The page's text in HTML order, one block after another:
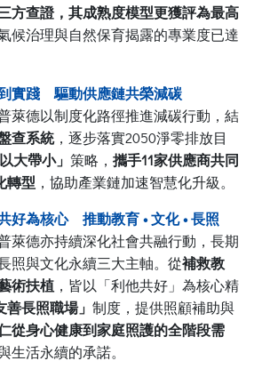
方查證，其成熟度模型更獲評為最高
候治理與自然保育揭露的專業度已達
到實踐 驅動供應鏈共榮減碳
萊德以制度化路徑推進減碳行動，結
查系統，逐步落實2050淨零排放目
以大帶小」 策略， 攜手11家供應商共同
轉型 ，協助產業鏈加速智慧化升級。
好為核心 推動教育 • 文化 • 長照
萊德亦持續深化社會共融行動，長期
照與文化永續三大主軸。從補救教
術扶植 ，皆以「利他共好」為核心精
善長照職場」 制度，提供照顧補助與
從身心健康到家庭照護的全階段需
生活永續的承諾。